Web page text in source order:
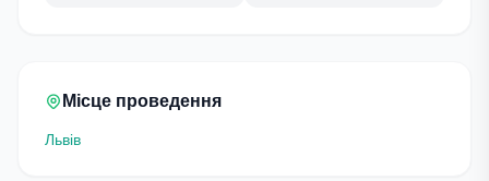
Місце проведення
Львів